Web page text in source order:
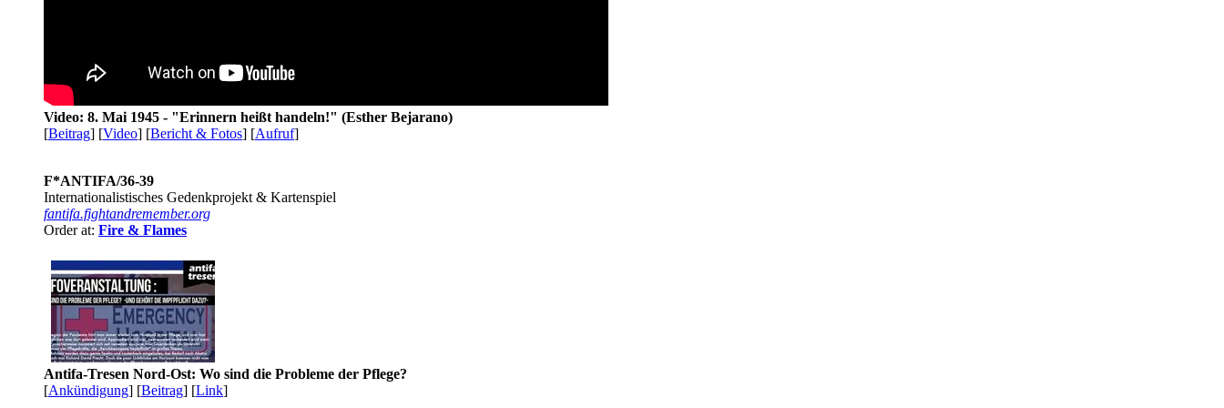
Video: 8. Mai 1945 - "Erinnern heißt handeln!" (Esther Bejarano)
[Beitrag] [Video] [Bericht & Fotos] [Aufruf]
F*ANTIFA/36-39
Internationalistisches Gedenkprojekt & Kartenspiel
fantifa.fightandremember.org
Order at: Fire & Flames
Antifa-Tresen Nord-Ost: Wo sind die Probleme der Pflege?
[Ankündigung] [Beitrag] [Link]